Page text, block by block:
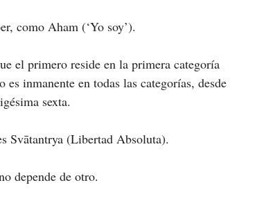
como Aham (‘Yo soy’).
el primero reside en la primera categoría
inmanente en todas las categorías, desde
sexta.
Svātantrya (Libertad Absoluta).
depende de otro.